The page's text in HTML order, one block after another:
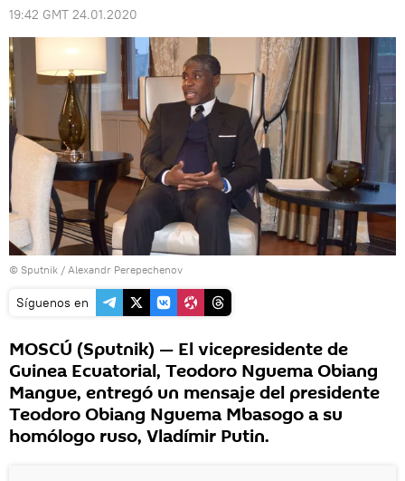
19:42 GMT 24.01.2020
© Sputnik / Alexandr Perepechenov
Síguenos en
MOSCÚ (Sputnik) — El vicepresidente de
Guinea Ecuatorial, Teodoro Nguema Obiang
Mangue, entregó un mensaje del presidente
Teodoro Obiang Nguema Mbasogo a su
homólogo ruso, Vladímir Putin.